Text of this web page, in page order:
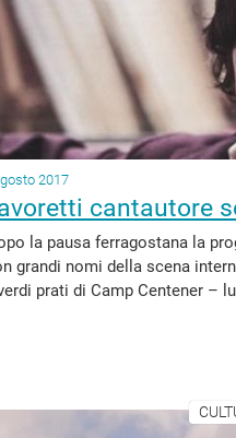
2017
cantautore
la pausa ferragostana la
grandi nomi della scena
prati di Camp Centener –